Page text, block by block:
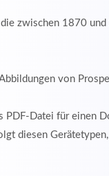
zwischen 1870
von
PDF-Datei für einen
diesen